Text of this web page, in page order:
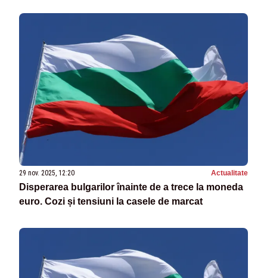
29 nov. 2025, 12:20 Actualitate
Disperarea bulgarilor înainte de a trece la moneda
euro. Cozi și tensiuni la casele de marcat